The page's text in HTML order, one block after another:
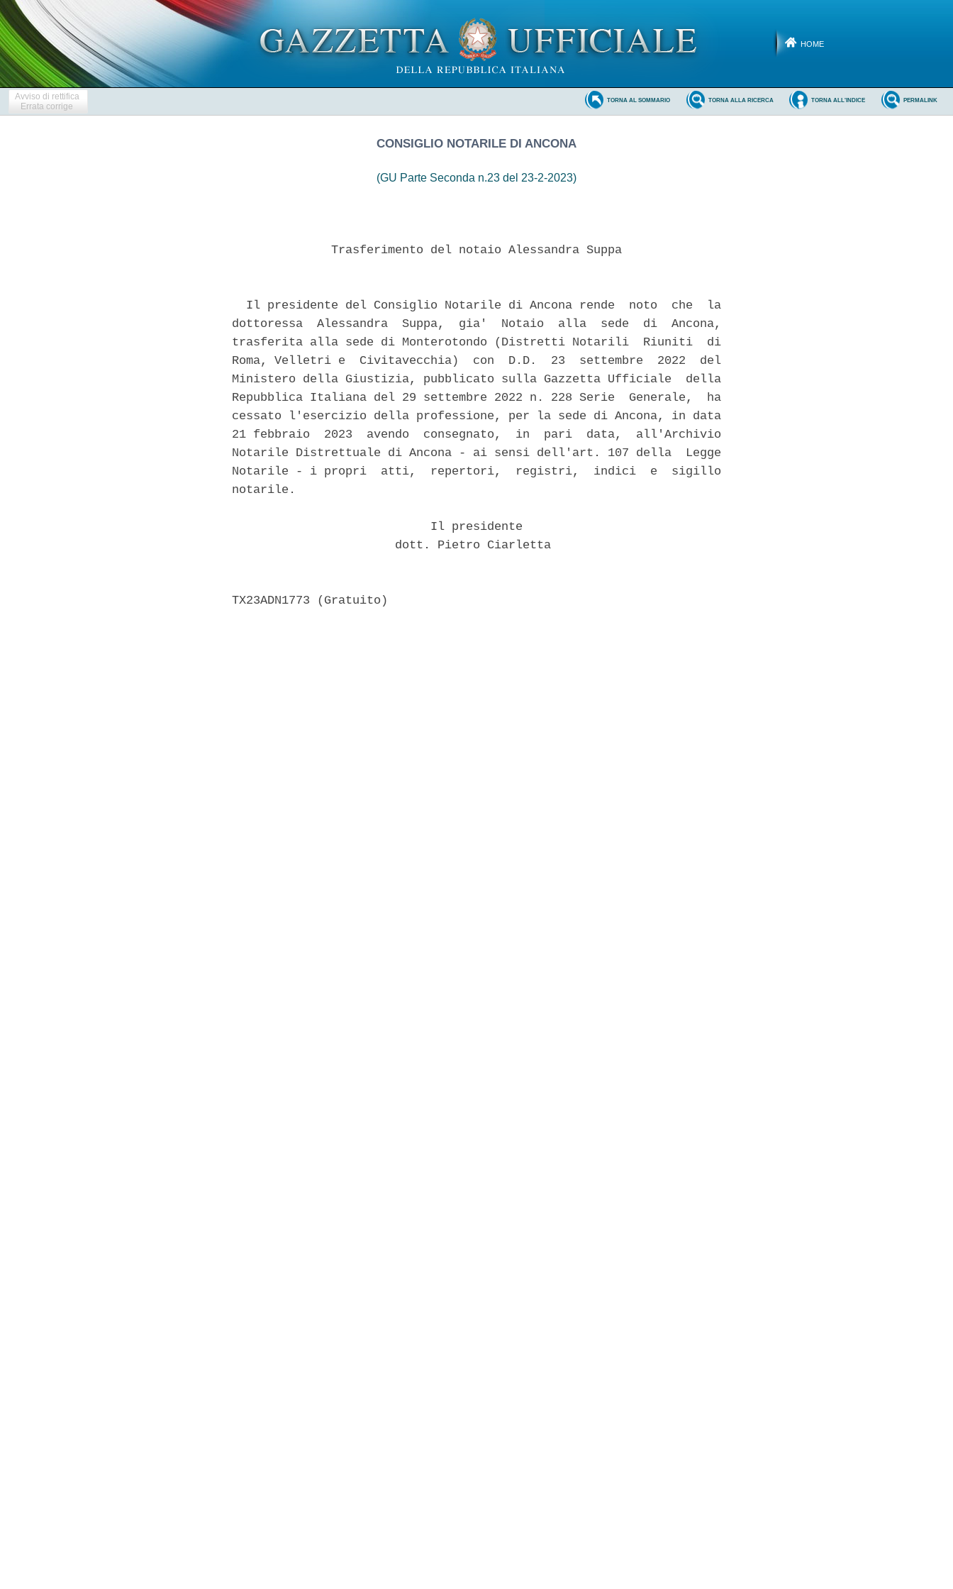
HOME
Avviso di rettifica
Errata corrige
PERMALINK
TORNA ALL'INDICE
TORNA ALLA RICERCA
TORNA AL SOMMARIO
CONSIGLIO NOTARILE DI ANCONA
(GU Parte Seconda n.23 del 23-2-2023)
              Trasferimento del notaio Alessandra Suppa
  Il presidente del Consiglio Notarile di Ancona rende  noto  che  la
dottoressa  Alessandra  Suppa,  gia'  Notaio  alla  sede  di  Ancona,
trasferita alla sede di Monterotondo (Distretti Notarili  Riuniti  di
Roma, Velletri e  Civitavecchia)  con  D.D.  23  settembre  2022  del
Ministero della Giustizia, pubblicato sulla Gazzetta Ufficiale  della
Repubblica Italiana del 29 settembre 2022 n. 228 Serie  Generale,  ha
cessato l'esercizio della professione, per la sede di Ancona, in data
21 febbraio  2023  avendo  consegnato,  in  pari  data,  all'Archivio
Notarile Distrettuale di Ancona - ai sensi dell'art. 107 della  Legge
Notarile - i propri  atti,  repertori,  registri,  indici  e  sigillo
notarile.
                            Il presidente
                       dott. Pietro Ciarletta